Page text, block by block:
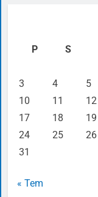
P
S
3
4 5
10
11 12
17
18 19
24
25 26
31
« Tem